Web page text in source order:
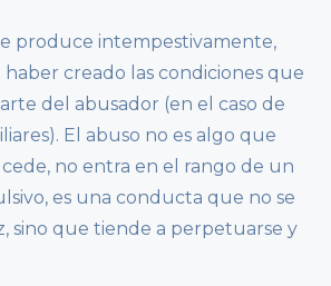
produce intempestivamente,
haber creado las condiciones que
del abusador (en el caso de
El abuso no es algo que
no entra en el rango de un
es una conducta que no se
sino que tiende a perpetuarse y